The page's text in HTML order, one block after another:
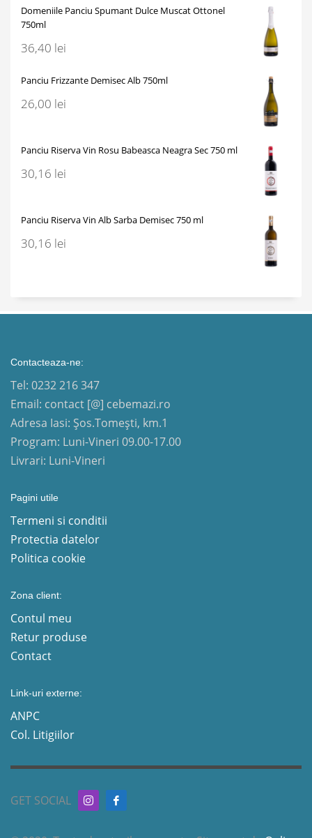
Domeniile Panciu Spumant Dulce Muscat Ottonel
750ml
36,40 lei
Panciu Frizzante Demisec Alb 750ml
26,00 lei
Panciu Riserva Vin Rosu Babeasca Neagra Sec 750 ml
30,16 lei
Panciu Riserva Vin Alb Sarba Demisec 750 ml
30,16 lei
Contacteaza-ne:
Tel: 0232 216 347
Email: contact [@] cebemazi.ro
Adresa Iasi: Șos.Tomești, km.1
Program: Luni-Vineri 09.00-17.00
Livrari: Luni-Vineri
Pagini utile
Termeni si conditii
Protectia datelor
Politica cookie
Zona client:
Contul meu
Retur produse
Contact
Link-uri externe:
ANPC
Col. Litigiilor
GET SOCIAL